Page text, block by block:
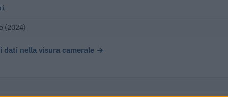
(2024)
dati nella visura camerale →